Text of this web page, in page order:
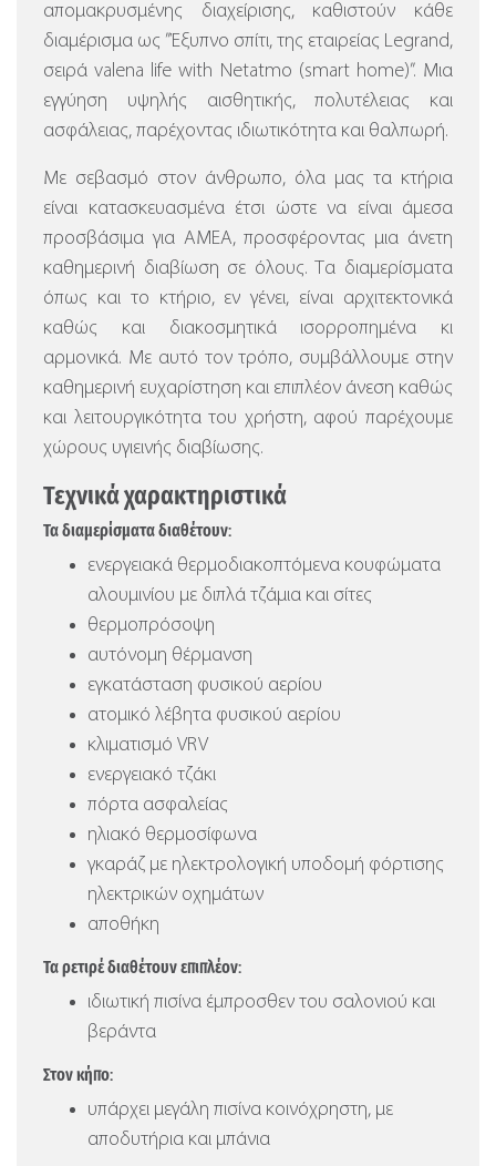
απομακρυσμένης διαχείρισης, καθιστούν κάθε
διαμέρισμα ως ”Έξυπνο σπίτι, της εταιρείας Legrand,
σειρά valena life with Netatmo (smart home)”. Μια
εγγύηση υψηλής αισθητικής, πολυτέλειας και
ασφάλειας, παρέχοντας ιδιωτικότητα και θαλπωρή.
Με σεβασμό στον άνθρωπο, όλα μας τα κτήρια
είναι κατασκευασμένα έτσι ώστε να είναι άμεσα
προσβάσιμα για ΑΜΕΑ, προσφέροντας μια άνετη
καθημερινή διαβίωση σε όλους. Τα διαμερίσματα
όπως και το κτήριο, εν γένει, είναι αρχιτεκτονικά
καθώς και διακοσμητικά ισορροπημένα κι
αρμονικά. Με αυτό τον τρόπο, συμβάλλουμε στην
καθημερινή ευχαρίστηση και επιπλέον άνεση καθώς
και λειτουργικότητα του χρήστη, αφού παρέχουμε
χώρους υγιεινής διαβίωσης.
Τεχνικά χαρακτηριστικά
Τα διαμερίσματα διαθέτουν:
ενεργειακά θερμοδιακοπτόμενα κουφώματα
αλουμινίου με διπλά τζάμια και σίτες
θερμοπρόσοψη
αυτόνομη θέρμανση
εγκατάσταση φυσικού αερίου
ατομικό λέβητα φυσικού αερίου
κλιματισμό VRV
ενεργειακό τζάκι
πόρτα ασφαλείας
ηλιακό θερμοσίφωνα
γκαράζ με ηλεκτρολογική υποδομή φόρτισης
ηλεκτρικών οχημάτων
αποθήκη
Τα ρετιρέ διαθέτουν επιπλέον:
ιδιωτική πισίνα έμπροσθεν του σαλονιού και
βεράντα
Στον κήπο:
υπάρχει μεγάλη πισίνα κοινόχρηστη, με
αποδυτήρια και μπάνια